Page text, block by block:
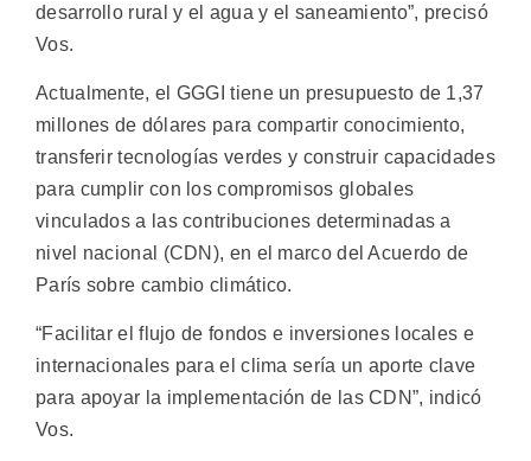
desarrollo rural y el agua y el saneamiento”, precisó
Vos.
Actualmente, el GGGI tiene un presupuesto de 1,37
millones de dólares para compartir conocimiento,
transferir tecnologías verdes y construir capacidades
para cumplir con los compromisos globales
vinculados a las contribuciones determinadas a
nivel nacional (CDN), en el marco del Acuerdo de
París sobre cambio climático.
“Facilitar el flujo de fondos e inversiones locales e
internacionales para el clima sería un aporte clave
para apoyar la implementación de las CDN”, indicó
Vos.